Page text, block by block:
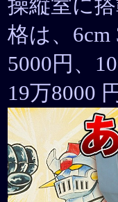
操縦室に
格は、6cm
5000円、
19万8000